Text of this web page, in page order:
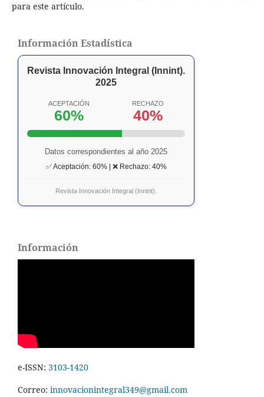
para este artículo.
Información Estadística
Revista Innovación Integral (Innint).
2025
ACEPTACIÓN
60%
RECHAZO
40%
Datos correspondientes al año 2025
✅ Aceptación: 60% | ❌ Rechazo: 40%
Revista Innovación Integral (Innint).
Información
e-ISSN: 3103-1420
Correo: innovacionintegral349@gmail.com